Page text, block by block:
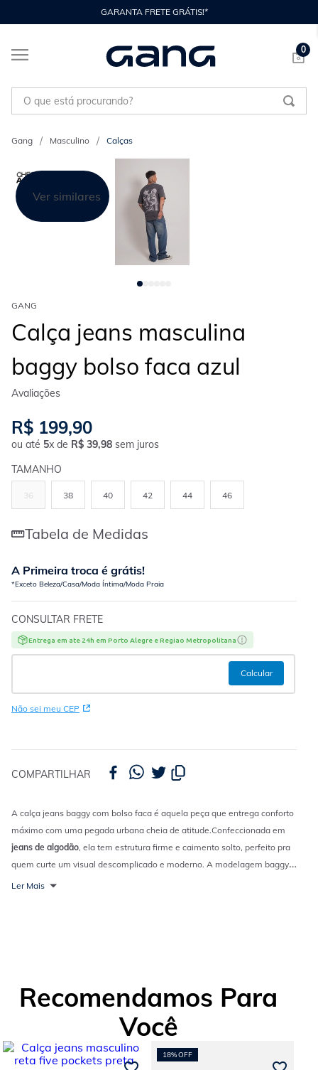
GARANTA FRETE GRÁTIS!*
0
O que está procurando?
Masculino Calças
Ver similares
GANG
Calça jeans masculina
baggy bolso faca azul
R$ 199,90
ou até 5x de R$ 39,98 sem juros
TAMANHO
36 38 40 42 44 46
Tabela de Medidas
A Primeira troca é grátis!
*Exceto Beleza/Casa/Moda Íntima/Moda Praia
CONSULTAR FRETE
Entrega em ate 24h em Porto Alegre e Regiao Metropolitana
Não sei meu CEP
COMPARTILHAR
A calça jeans baggy com bolso faca é aquela peça que entrega conforto
máximo com uma pegada urbana cheia de atitude.Confeccionada em
jeans de algodão, ela tem estrutura firme e caimento solto, perfeito pra
quem curte um visual descomplicado e moderno. A modelagem baggy
traz aquele shape mais amplo que é tendência e deixa o look
Uma baggy feita pra quem ama estilo com liberdade.
Ler Mais
Recomendamos Para
Você
18%OFF